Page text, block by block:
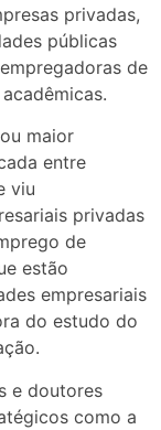
privadas,
públicas
de
maior
entre
viu
privadas
de
estão
empresariais
do estudo do
e doutores
como a